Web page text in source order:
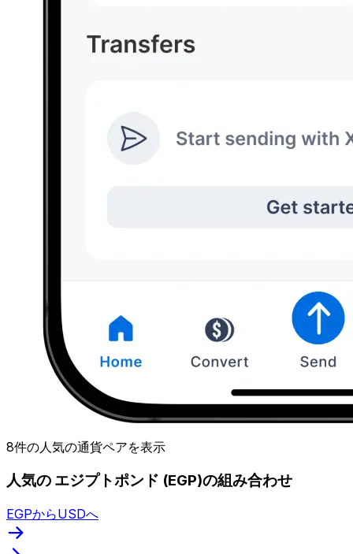
8件の人気の通貨ペアを表示
人気の エジプトポンド (EGP)の組み合わせ
EGPからUSDへ